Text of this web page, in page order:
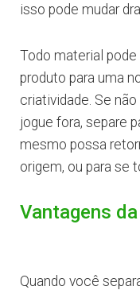
isso pode mudar
Todo material
produto para uma
criatividade. Se
jogue fora, separe
mesmo possa
origem, ou para se
Vantagens
Quando você